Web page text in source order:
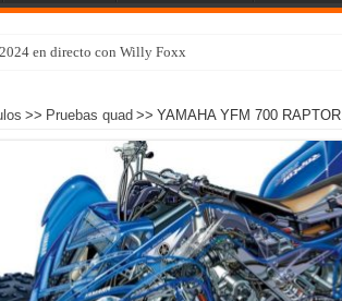
en directo con Willy Foxx
>> Pruebas quad >> YAMAHA YFM 700